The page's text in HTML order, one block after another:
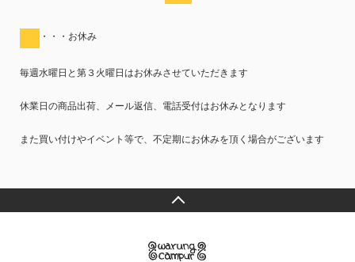
・・・お休み
毎週水曜日と第３火曜日はお休みさせていただきます
休業日の商品出荷、メール返信、電話受付はお休みとなります
また買い付けやイベント等で、不定期にお休みを頂く場合がございます